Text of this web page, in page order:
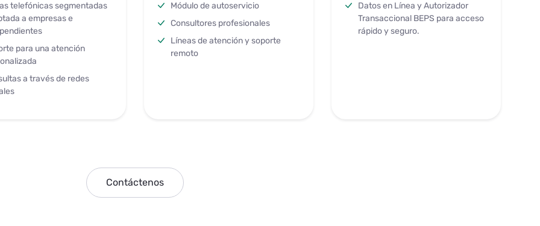
telefónicas segmentadas
a empresas e
para una atención
a través de redes
Módulo de autoservicio
Consultores profesionales
Líneas de atención y soporte
remoto
Datos en Línea y Autorizador
Transaccional BEPS para acceso
rápido y seguro.
Contáctenos